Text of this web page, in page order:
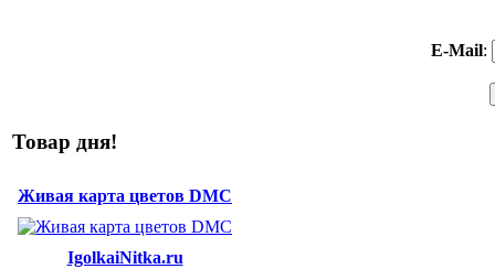
E-Mail:
Товар дня!
Живая карта цветов DMC
IgolkaiNitka.ru